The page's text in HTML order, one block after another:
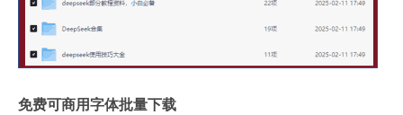
免费可商用字体批量下载